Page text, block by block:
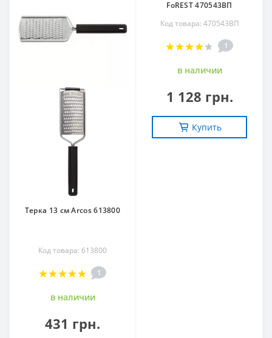
Терка 13 см Arcos 613800
Код товара: 613800
1
в наличии
431 грн.
FoREST 470543ВП
Код товара: 470543ВП
1
в наличии
1 128 грн.
Купить